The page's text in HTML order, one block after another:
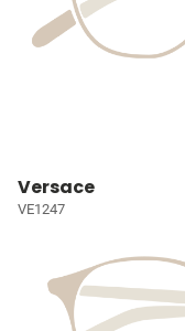
Versace
VE1247